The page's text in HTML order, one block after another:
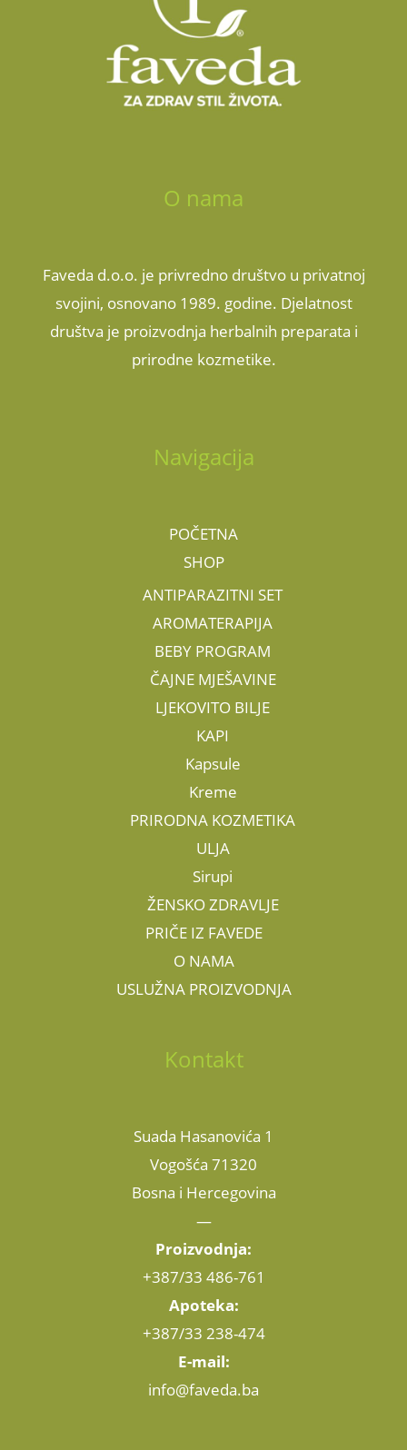
O nama
Faveda d.o.o. je privredno društvo u privatnoj
svojini, osnovano 1989. godine. Djelatnost
društva je proizvodnja herbalnih preparata i
prirodne kozmetike.
Navigacija
POČETNA
SHOP
ANTIPARAZITNI SET
AROMATERAPIJA
BEBY PROGRAM
ČAJNE MJEŠAVINE
LJEKOVITO BILJE
KAPI
Kapsule
Kreme
PRIRODNA KOZMETIKA
ULJA
Sirupi
ŽENSKO ZDRAVLJE
PRIČE IZ FAVEDE
O NAMA
USLUŽNA PROIZVODNJA
Kontakt
Suada Hasanovića 1
Vogošća 71320
Bosna i Hercegovina
—
Proizvodnja:
+387/33 486-761
Apoteka:
+387/33 238-474
E-mail:
info@faveda.ba